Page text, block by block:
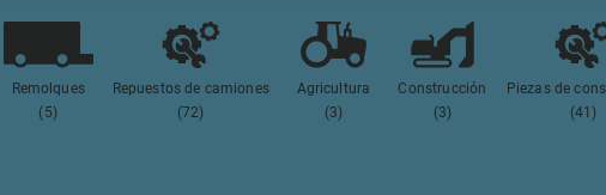
Remolques
(5)
Repuestos de camiones
(72)
Agricultura
(3)
Construcción
(3)
Piezas de
(41)